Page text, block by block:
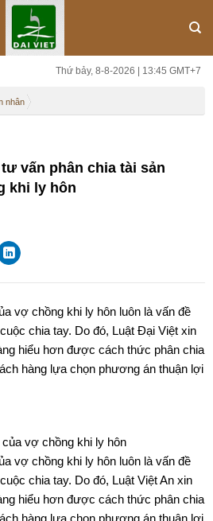
Thứ bảy, 8-8-2026 | 13:45 GMT+7
nhân
vấn phân chia tài sản
khi ly hôn
vợ chồng khi ly hôn luôn là vấn đề
chia tay. Do đó, Luật Đại Việt xin
hiểu hơn được cách thức phân chia
hàng lựa chọn phương án thuận lợi
vợ chồng khi ly hôn
vợ chồng khi ly hôn luôn là vấn đề
chia tay. Do đó, Luật Việt An xin
hiểu hơn được cách thức phân chia
hàng lựa chọn phương án thuận lợi